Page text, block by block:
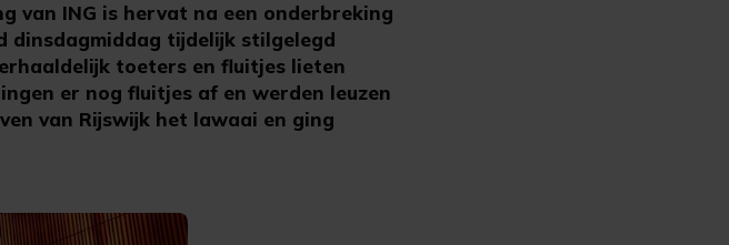
van ING is hervat na een onderbreking
dinsdagmiddag tijdelijk stilgelegd
toeters en fluitjes lieten
er nog fluitjes af en werden leuzen
van Rijswijk het lawaai en ging